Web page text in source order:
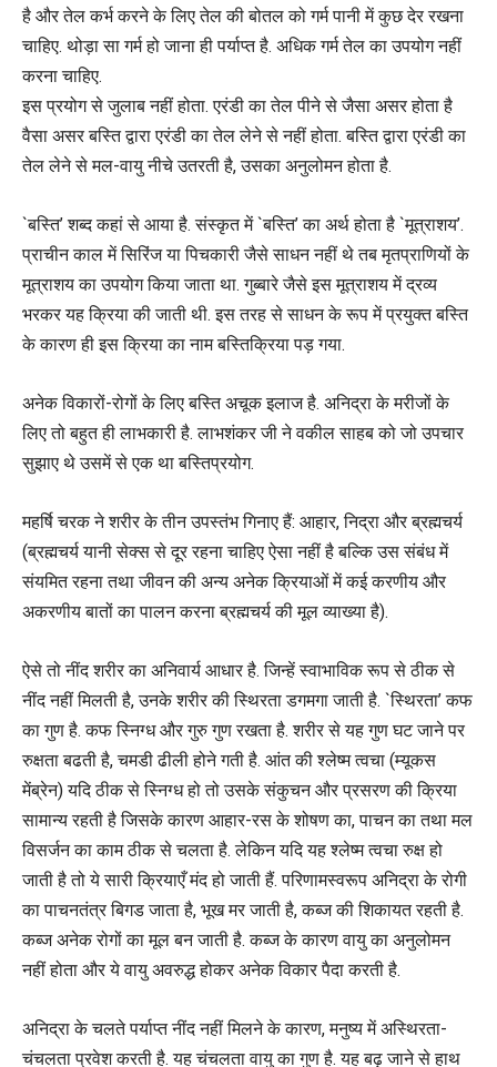
है और तेल कर्भ करने के लिए तेल की बोतल को गर्म पानी में कुछ देर रखना
चाहिए. थोड़ा सा गर्म हो जाना ही पर्याप्त है. अधिक गर्म तेल का उपयोग नहीं
करना चाहिए.
इस प्रयोग से जुलाब नहीं होता. एरंडी का तेल पीने से जैसा असर होता है
वैसा असर बस्ति द्वारा एरंडी का तेल लेने से नहीं होता. बस्ति द्वारा एरंडी का
तेल लेने से मल-वायु नीचे उतरती है, उसका अनुलोमन होता है.
`बस्ति’ शब्द कहां से आया है. संस्कृत में `बस्ति’ का अर्थ होता है `मूत्राशय’.
प्राचीन काल में सिरिंज या पिचकारी जैसे साधन नहीं थे तब मृतप्राणियों के
मूत्राशय का उपयोग किया जाता था. गुब्बारे जैसे इस मूत्राशय में द्रव्य
भरकर यह क्रिया की जाती थी. इस तरह से साधन के रूप में प्रयुक्त बस्ति
के कारण ही इस क्रिया का नाम बस्तिक्रिया पड़ गया.
अनेक विकारों-रोगों के लिए बस्ति अचूक इलाज है. अनिद्रा के मरीजों के
लिए तो बहुत ही लाभकारी है. लाभशंकर जी ने वकील साहब को जो उपचार
सुझाए थे उसमें से एक था बस्तिप्रयोग.
महर्षि चरक ने शरीर के तीन उपस्तंभ गिनाए हैं: आहार, निद्रा और ब्रह्मचर्य
(ब्रह्मचर्य यानी सेक्स से दूर रहना चाहिए ऐसा नहीं है बल्कि उस संबंध में
संयमित रहना तथा जीवन की अन्य अनेक क्रियाओं में कई करणीय और
अकरणीय बातों का पालन करना ब्रह्मचर्य की मूल व्याख्या है).
ऐसे तो नींद शरीर का अनिवार्य आधार है. जिन्हें स्वाभाविक रूप से ठीक से
नींद नहीं मिलती है, उनके शरीर की स्थिरता डगमगा जाती है. `स्थिरता’ कफ
का गुण है. कफ स्निग्ध और गुरु गुण रखता है. शरीर से यह गुण घट जाने पर
रुक्षता बढती है, चमडी ढीली होने गती है. आंत की श्लेष्म त्वचा (म्यूकस
मेंब्रेन) यदि ठीक से स्निग्ध हो तो उसके संकुचन और प्रसरण की क्रिया
सामान्य रहती है जिसके कारण आहार-रस के शोषण का, पाचन का तथा मल
विसर्जन का काम ठीक से चलता है. लेकिन यदि यह श्लेष्म त्वचा रुक्ष हो
जाती है तो ये सारी क्रियाएँ मंद हो जाती हैं. परिणामस्वरूप अनिद्रा के रोगी
का पाचनतंत्र बिगड जाता है, भूख मर जाती है, कब्ज की शिकायत रहती है.
कब्ज अनेक रोगों का मूल बन जाती है. कब्ज के कारण वायु का अनुलोमन
नहीं होता और ये वायु अवरुद्ध होकर अनेक विकार पैदा करती है.
अनिद्रा के चलते पर्याप्त नींद नहीं मिलने के कारण, मनुष्य में अस्थिरता-
चंचलता प्रवेश करती है. यह चंचलता वायु का गुण है. यह बढ़ जाने से हाथ